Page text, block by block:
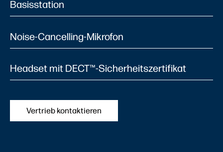
Basisstation
Noise-Cancelling-Mikrofon
Headset mit DECT™-Sicherheitszertifikat
Vertrieb kontaktieren